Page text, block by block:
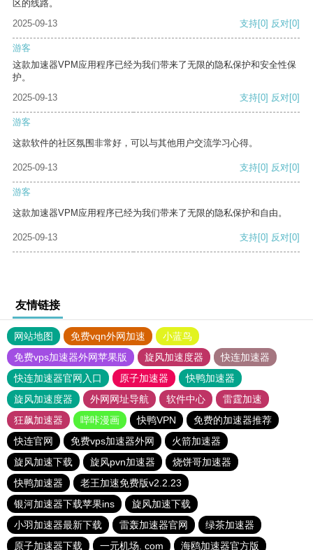
区的线路。
2025-09-13
支持[0] 反对[0]
游客
这款加速器VPM应用程序已经为我们带来了无限的隐私保护和安全性保
护。
2025-09-13
支持[0] 反对[0]
游客
这款软件的社区氛围非常好，可以与其他用户交流学习心得。
2025-09-13 支持[0] 反对[0]
游客
这款加速器VPM应用程序已经为我们带来了无限的隐私保护和自由。
2025-09-13 支持[0] 反对[0]
友情链接
网站地图 免费vqn外网加速
小蓝鸟
免费vps加速器外网苹果版
旋风加速度器
快连加速器
快连加速器官网入口
原子加速器
快鸭加速器
旋风加速度器
外网网址导航 软件中心
雷霆加速
狂飙加速器
哔咔漫画 快鸭VPN
免费的加速器推荐
快连官网
免费vps加速器外网
火箭加速器
旋风加速下载
旋风pvn加速器
烧饼哥加速器
快鸭加速器
老王加速免费版v2.2.23
银河加速器下载苹果ins
旋风加速下载
小羽加速器最新下载
雷轰加速器官网
绿茶加速器
原子加速器下载
一元机场. com 海鸥加速器官方版